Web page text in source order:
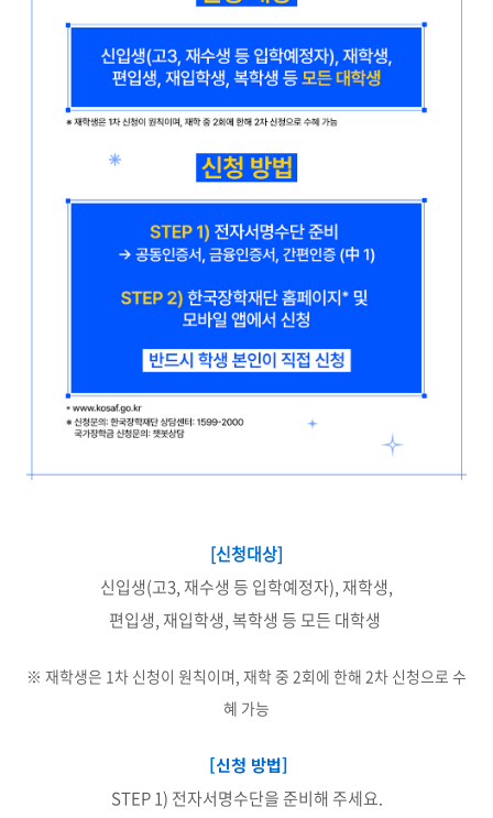
[신청대상]
신입생(고3, 재수생 등 입학예정자), 재학생,
편입생, 재입학생, 복학생 등 모든 대학생
※ 재학생은 1차 신청이 원칙이며, 재학 중 2회에 한해 2차 신청으로 수
혜 가능
[신청 방법]
STEP 1) 전자서명수단을 준비해 주세요.